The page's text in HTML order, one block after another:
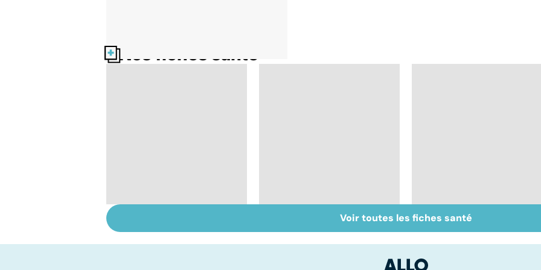
Nos fiches santé
dorment jamais, un
Dérèglement
hormonal : et si
Tout savoir sur les
infections
Voir toutes les fiches santé